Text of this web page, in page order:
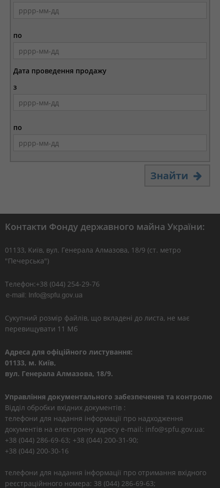
по
Дата проведення продажу
з
по
Знайти
Контакти Фонду державного майна України:
01133, Kиїв, вул. Генерала Алмазова, 18/9 (ст. метро
"Печерська")
Телефон:+38 (044) 254-29-76
Сукупний розмір файлів, що вкладені до листа, не має
перевищувати 11 Мб
Адреса для офіційного листування:
01133, м. Київ,
вул. Генерала Алмазова, 18/9.
Управління документального забезпечення та контролю
Відділ обробки вхідних документів :
телефони для надання інформації про надходження
документів на електронну адресу e-mail: info@spfu.gov.ua:
+38 (044) 286-69-63; +38 (044) 200-31-90;
+38 (044) 200-30-16
телефони для надання інформації про отримання вхідного
реєстраційнного номера: 38 (044) 286-69-63;